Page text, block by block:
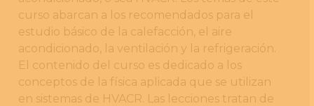
curso abarcan a los recomendados para el
estudio básico de la calefacción, el aire
acondicionado, la ventilación y la refrigeración.
El contenido del curso es dedicado a los
conceptos de la física aplicada que se utilizan
en sistemas de HVACR. Las lecciones tratan de